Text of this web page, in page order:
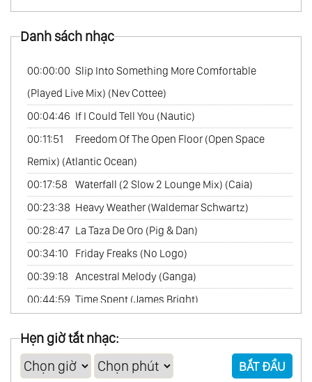
63.The Best Of Cafe Del Mar Music Vol.2
64.The Best Of Cafe Del Mar Music Vol.3
65.The Best Of Cafe Del Mar Music Vol.4
66.The Best Of Cafe Del Mar Music Vol.5
Danh sách nhạc
00:00:00 Slip Into Something More Comfortable
(Played Live Mix) (Nev Cottee)
00:04:46 If I Could Tell You (Nautic)
00:11:51
Freedom Of The Open Floor (Open Space
Remix) (Atlantic Ocean)
00:17:58
Waterfall (2 Slow 2 Lounge Mix) (Caia)
00:23:38 Heavy Weather (Waldemar Schwartz)
00:28:47 La Taza De Oro (Pig & Dan)
00:34:10
Friday Freaks (No Logo)
00:39:18 Ancestral Melody (Ganga)
00:44:59 Time Spent (James Bright)
00:54:10 Hotel Ödemark (The Broken Orchestra Feat.
Natalie Gardiner)
Hẹn giờ tắt nhạc:
BẮT ĐẦU